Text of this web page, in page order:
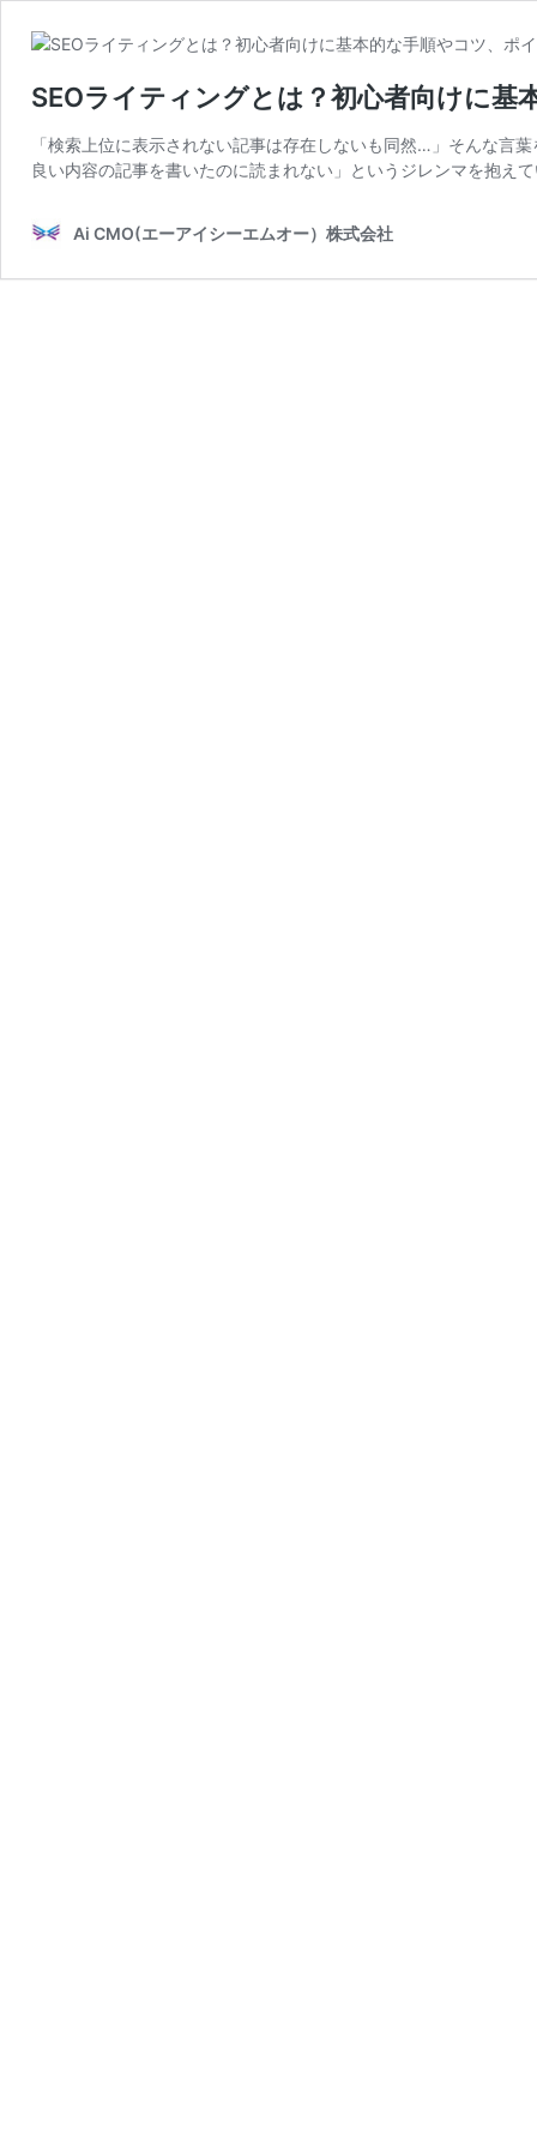
SEOライティングとは？初心者向けに
「検索上位に表示されない記事は存在しないも同然…」そんな言
良い内容の記事を書いたのに読まれない」というジレンマを抱え
Ai CMO(エーアイシーエムオー）株式会社